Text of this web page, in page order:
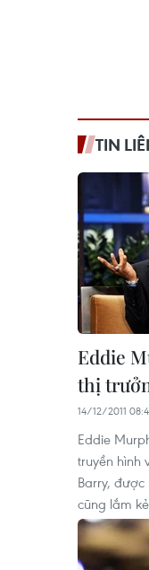
TIN
Eddie
thị
14/12/2011
Eddie
truyền hình
Barry,
cũng lắm